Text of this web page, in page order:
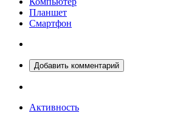
Планшет
Смартфон
Добавить комментарий
Активность